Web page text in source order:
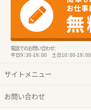
電話でのお問い合わせ：
平日9：30-19：00 土日10：00-19：00
サイトメニュー
お問い合わせ